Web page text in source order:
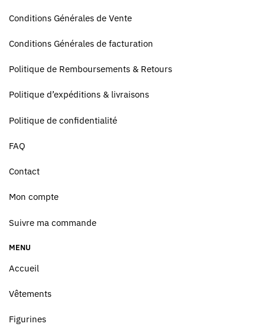
Conditions Générales de Vente
Conditions Générales de facturation
Politique de Remboursements & Retours
Politique d’expéditions & livraisons
Politique de confidentialité
FAQ
Contact
Mon compte
Suivre ma commande
MENU
Accueil
Vêtements
Figurines